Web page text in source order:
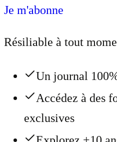
Je m'abonne
Résiliable à tout
Un journal
Accédez à des
exclusives